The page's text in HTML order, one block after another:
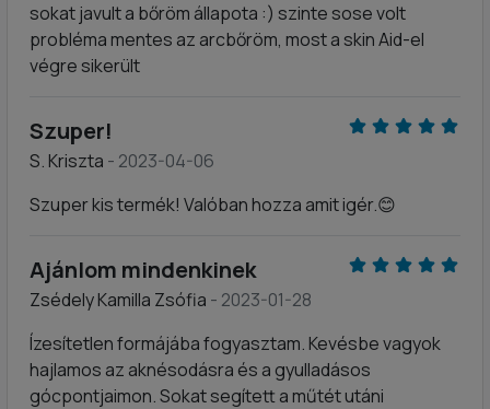
sokat javult a bőröm állapota :) szinte sose volt
probléma mentes az arcbőröm, most a skin Aid-el
végre sikerült
Szuper!
S. Kriszta - 2023-04-06
Szuper kis termék! Valóban hozza amit igér.😊
Ajánlom mindenkinek
Zsédely Kamilla Zsófia - 2023-01-28
Ízesítetlen formájába fogyasztam. Kevésbe vagyok
hajlamos az aknésodásra és a gyulladásos
gócpontjaimon. Sokat segített a műtét utáni